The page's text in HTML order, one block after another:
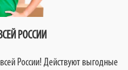
РОССИИ
России! Действуют выгодные